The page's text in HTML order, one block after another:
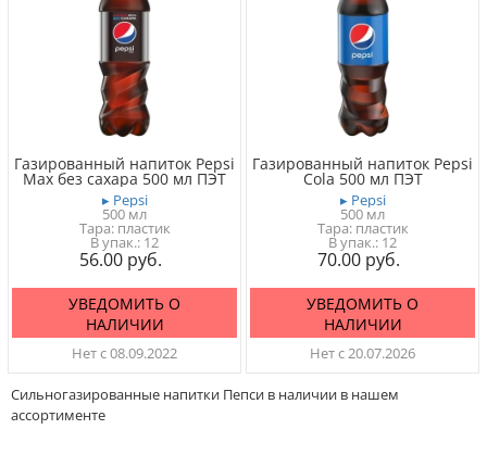
Газированный напиток Pepsi
Max без сахара 500 мл ПЭТ
▸ Pepsi
500 мл
Тара: пластик
12
56.00
УВЕДОМИТЬ О
НАЛИЧИИ
Нет с 08.09.2022
Газированный напиток Pepsi
Cola 500 мл ПЭТ
▸ Pepsi
500 мл
Тара: пластик
12
70.00
УВЕДОМИТЬ О
НАЛИЧИИ
Нет с 20.07.2026
Сильногазированные напитки Пепси в наличии в нашем
ассортименте